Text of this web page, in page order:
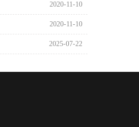
2020-11-10
2020-11-10
2025-07-22